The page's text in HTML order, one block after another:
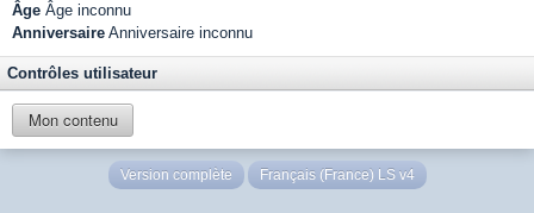
Âge Âge inconnu
Anniversaire Anniversaire inconnu
Contrôles utilisateur
Mon contenu
Version complète Français (France) LS v4